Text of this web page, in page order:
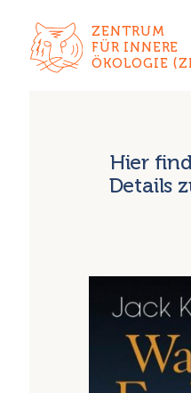
ZENTRUM
FÜR INNERE
ÖKOLOGIE
Hier
Details